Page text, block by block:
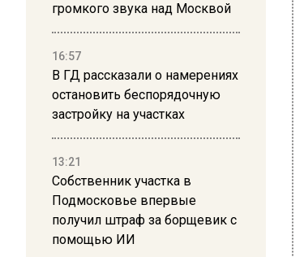
громкого звука над Москвой
16:57
В ГД рассказали о намерениях
остановить беспорядочную
застройку на участках
13:21
Собственник участка в
Подмосковье впервые
получил штраф за борщевик с
помощью ИИ